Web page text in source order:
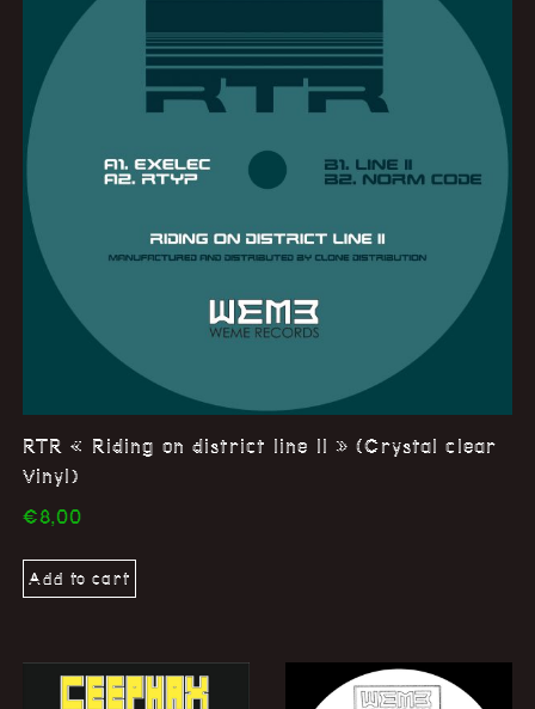
RTR « Riding on district line II » (Crystal clear
Vinyl)
€8,00
Add to cart